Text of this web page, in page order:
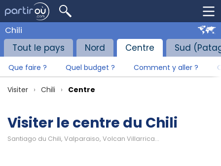
Chili
Tout le pays
Nord Centre Sud
Que faire ? Quel budget ? Comment y aller ?
Visiter Chili Centre
Visiter le centre du Chili
Santiago du Chili, Valparaiso, Volcan Villarrica...